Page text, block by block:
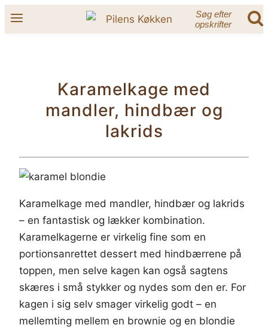
Fortsæt
Søg efter
opskrifter
Karamelkage med
mandler, hindbær og
lakrids
Karamelkage med mandler, hindbær og lakrids
– en fantastisk og lækker kombination.
Karamelkagerne er virkelig fine som en
portionsanrettet dessert med hindbærrene på
toppen, men selve kagen kan også sagtens
skæres i små stykker og nydes som den er. For
kagen i sig selv smager virkelig godt – en
mellemting mellem en brownie og en blondie